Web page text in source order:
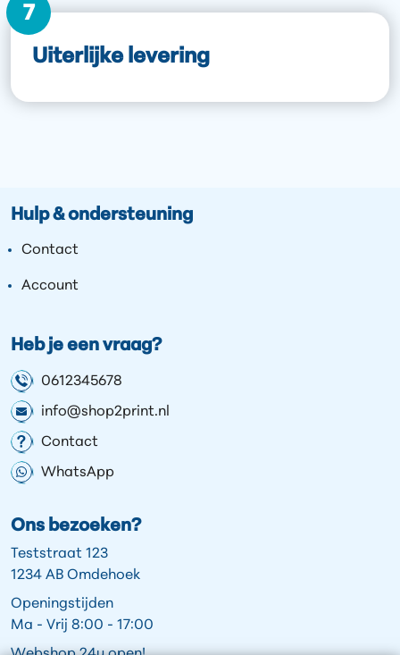
7
Uiterlijke levering
Hulp & ondersteuning
Contact
Account
Heb je een vraag?
0612345678
info@shop2print.nl
Contact
WhatsApp
Ons bezoeken?
Teststraat 123
1234 AB Omdehoek
Openingstijden
Ma - Vrij 8:00 - 17:00